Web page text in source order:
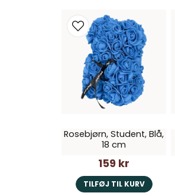
Rosebjørn, Student, Blå,
18 cm
159 kr
TILFØJ TIL KURV